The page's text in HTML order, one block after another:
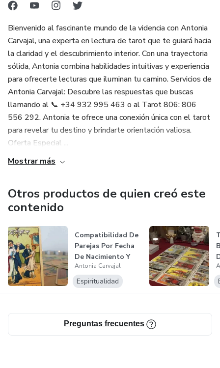
México: 📞 +52 55 41 69 51 53
¿Listo para descubrir lo que el destino tiene preparado
para ti? ¡Llama ahora y da el primer paso hacia un futuro
más claro y prometedor! 🌟✨
Bienvenido al fascinante mundo de la videncia con Antonia
Carvajal, una experta en lectura de tarot que te guiará hacia
la claridad y el descubrimiento interior. Con una trayectoria
sólida, Antonia combina habilidades intuitivas y experiencia
para ofrecerte lecturas que iluminan tu camino. Servicios de
Antonia Carvajal: Descubre las respuestas que buscas
llamando al 📞 +34 932 995 463 o al Tarot 806: 806
556 292. Antonia te ofrece una conexión única con el tarot
para revelar tu destino y brindarte orientación valiosa.
Oferta Especial ...
Mostrar más
Otros productos de quien creó este
contenido
Compatibilidad De
Parejas Por Fecha
De Nacimiento Y
Nombre G...
Antonia Carvajal
Espiritualidad
Preguntas frecuentes